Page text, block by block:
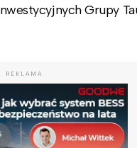
Grupy
REKLAMA